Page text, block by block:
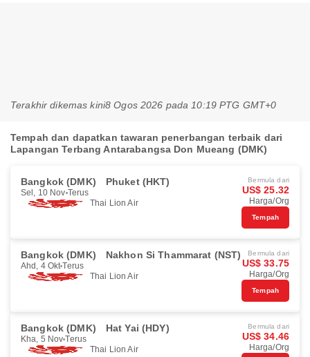
Terakhir dikemas kini8 Ogos 2026 pada 10:19 PTG GMT+0
Tempah dan dapatkan tawaran penerbangan terbaik dari
Lapangan Terbang Antarabangsa Don Mueang (DMK)
Bangkok (DMK) Phuket (HKT)
Sel, 10 Nov Terus
Thai Lion Air
Bermula dari
US$ 25.32
Harga/Org
Tempah
Bangkok (DMK) Nakhon Si Thammarat (NST)
Ahd, 4 Okt Terus
Thai Lion Air
Bermula dari
US$ 33.75
Harga/Org
Tempah
Bangkok (DMK) Hat Yai (HDY)
Kha, 5 Nov Terus
Thai Lion Air
Bermula dari
US$ 34.46
Harga/Org